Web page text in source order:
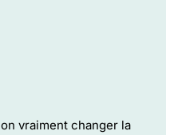
vraiment changer la